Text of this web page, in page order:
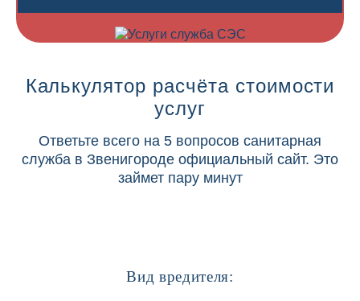
Калькулятор расчёта стоимости
услуг
Ответьте всего на 5 вопросов санитарная
служба в Звенигороде официальный сайт. Это
займет пару минут
Вид вредителя: